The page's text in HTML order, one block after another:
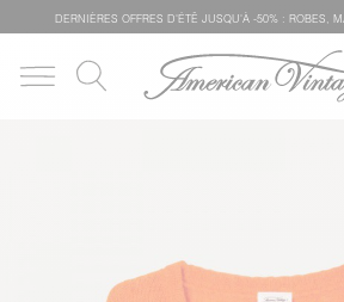
DERNIÈRES OFFRES D'ÉTÊ JUSQU'À -50% : ROBES,